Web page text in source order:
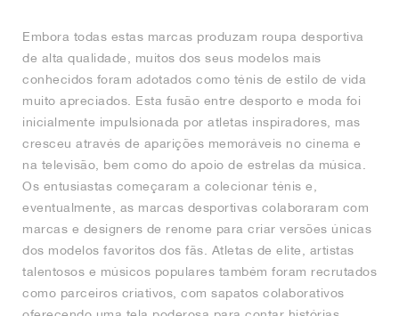
Embora todas estas marcas produzam roupa desportiva
de alta qualidade, muitos dos seus modelos mais
conhecidos foram adotados como ténis de estilo de vida
muito apreciados. Esta fusão entre desporto e moda foi
inicialmente impulsionada por atletas inspiradores, mas
cresceu através de aparições memoráveis no cinema e
na televisão, bem como do apoio de estrelas da música.
Os entusiastas começaram a colecionar ténis e,
eventualmente, as marcas desportivas colaboraram com
marcas e designers de renome para criar versões únicas
dos modelos favoritos dos fãs. Atletas de elite, artistas
talentosos e músicos populares também foram recrutados
como parceiros criativos, com sapatos colaborativos